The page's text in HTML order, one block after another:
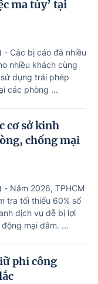
ma túy’ tại
- Các bị cáo đã nhiều
nhiều khách cùng
dụng trái phép
các phòng ...
cơ sở kinh
chống mại
- Năm 2026, TPHCM
tra tối thiểu 60% số
dịch vụ dễ bị lợi
mại dâm. ...
phi công